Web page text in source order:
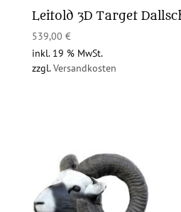
Leitold 3D Target
539,00 €
inkl. 19 % MwSt.
zzgl.Versandkosten